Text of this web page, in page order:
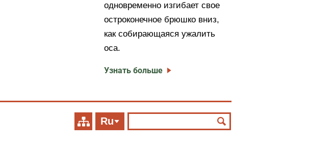
одновременно изгибает свое
остроконечное брюшко вниз,
как собирающаяся ужалить
оса.
Узнать больше
Ru